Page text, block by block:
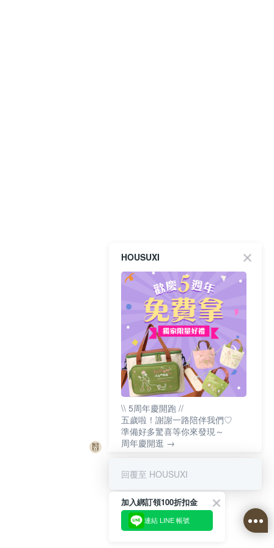
HOUSUXI
\\ 5周年慶開跑 //
五歲啦！謝謝一路陪伴我們♡
準備好多驚喜等你來發現～
周年慶開逛 →
回覆至 HOUSUXI
加入綁訂領100折扣金
連結 LINE 帳號